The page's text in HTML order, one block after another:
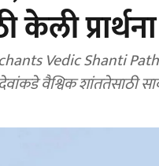
प्रार्थना
Vedic Shanti Path
वैश्विक शांततेसाठी